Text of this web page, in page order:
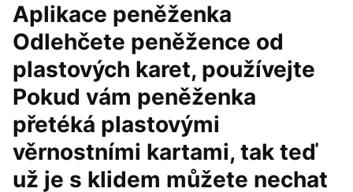
Aplikace peněženka
Odlehčete peněžence od
plastových karet, používejte
Pokud vám peněženka
přetéká plastovými
věrnostními kartami, tak teď
už je s klidem můžete nechat